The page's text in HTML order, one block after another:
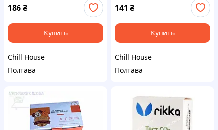
186₴
Купить
Chill House
Полтава
141 ₴
Купить
Chill House
Полтава